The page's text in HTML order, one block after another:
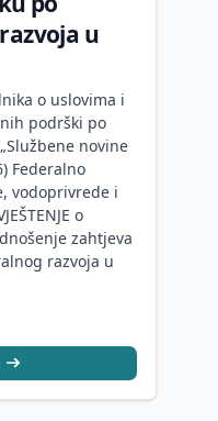
u
o uslovima i
podrški po
novine
Federalno
vodoprivrede i
o
zahtjeva
razvoja u